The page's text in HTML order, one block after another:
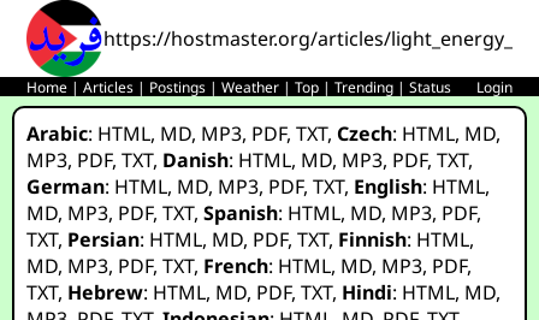
https://hostmaster.org/articles/
Home |Articles | Postings |Weather |Top |Trending |Status Login
Arabic: HTML, MD, MP3, PDF,TXT,Czech: HTML, MD,
MP3, PDF,TXT, Danish: HTML, MD, MP3, PDF,TXT,
German: HTML, MD, MP3, PDF,TXT, English: HTML,
MD, MP3, PDF,TXT,Spanish: HTML, MD, MP3, PDF,
TXT, Persian: HTML, MD, PDF,TXT, Finnish: HTML,
MD, MP3, PDF,TXT, French: HTML, MD, MP3, PDF,
TXT, Hebrew: HTML, MD, PDF,TXT, Hindi: HTML, MD,